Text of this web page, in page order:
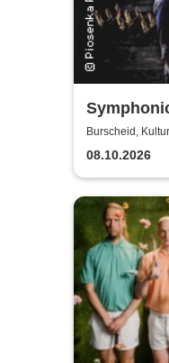
Metallica
Burscheid,
08.10.2026